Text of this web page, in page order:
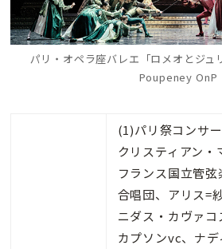
パリ・オペラ座バレエ「ロメオとジュ
Poupeney OnP
(1)パリ祭コンサ
クリスティアン・
フランス国立管
合唱団、アリス=
ニダス・カヴァコ
カプソンvc、ナデ